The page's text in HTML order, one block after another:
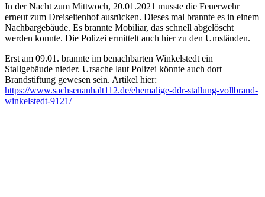
In der Nacht zum Mittwoch, 20.01.2021 musste die Feuerwehr
erneut zum Dreiseitenhof ausrücken. Dieses mal brannte es in einem
Nachbargebäude. Es brannte Mobiliar, das schnell abgelöscht
werden konnte. Die Polizei ermittelt auch hier zu den Umständen.
Erst am 09.01. brannte im benachbarten Winkelstedt ein
Stallgebäude nieder. Ursache laut Polizei könnte auch dort
Brandstiftung gewesen sein. Artikel hier:
https://www.sachsenanhalt112.de/ehemalige-ddr-stallung-vollbrand-
winkelstedt-9121/